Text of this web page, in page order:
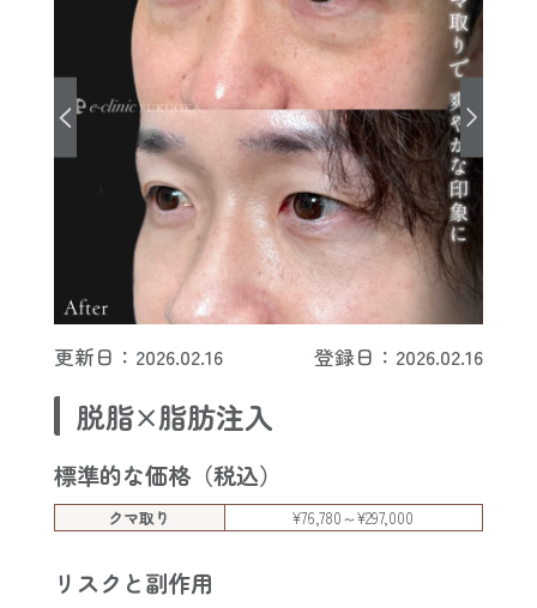
更新日：2026.02.16 登録日：2026.02.16
脱脂×脂肪注入
標準的な価格（税込）
クマ取り ¥76,780～¥297,000
リスクと副作用